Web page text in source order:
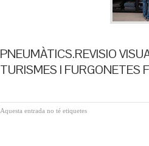
PNEUMÀTICS.REVISIO
TURISMES I FURGONETES
Aquesta entrada no té etiquetes